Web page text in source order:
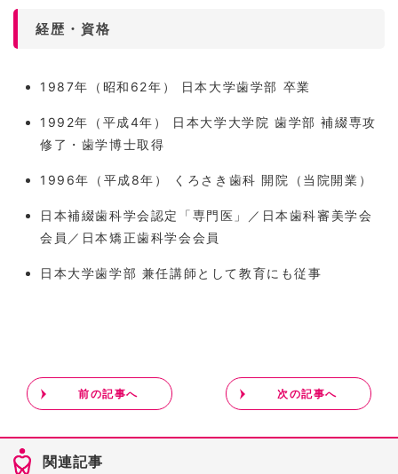
経歴・資格
1987年（昭和62年） 日本大学歯学部 卒業
1992年（平成4年） 日本大学大学院 歯学部 補綴専攻
修了・歯学博士取得
1996年（平成8年） くろさき歯科 開院（当院開業）
日本補綴歯科学会認定「専門医」／日本歯科審美学会
会員／日本矯正歯科学会会員
日本大学歯学部 兼任講師として教育にも従事
前の記事へ 次の記事へ
関連記事